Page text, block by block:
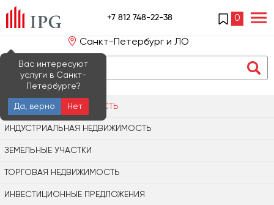
+7 812 748-22-38 0
Санкт-Петербург и ЛО
Вас интересуют
услуги в Санкт-
Петербурге?
Да, верно Нет
ОФИСНАЯ НЕДВИЖИМОСТЬ
ИНДУСТРИАЛЬНАЯ НЕДВИЖИМОСТЬ
ЗЕМЕЛЬНЫЕ УЧАСТКИ
ТОРГОВАЯ НЕДВИЖИМОСТЬ
ИНВЕСТИЦИОННЫЕ ПРЕДЛОЖЕНИЯ